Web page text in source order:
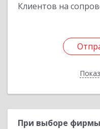
Клиентов на
При выборе